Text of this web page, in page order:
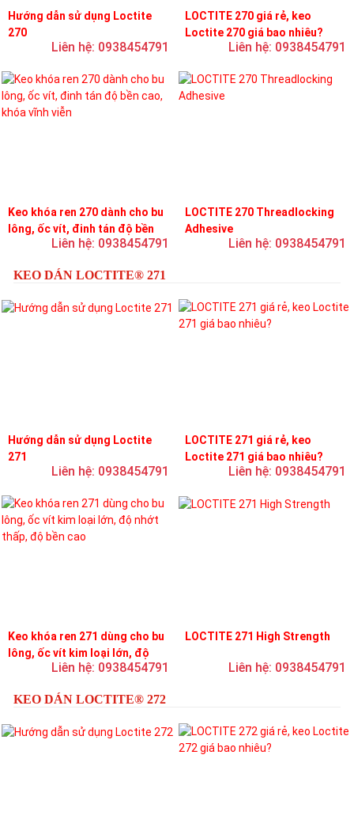
Hướng dẫn sử dụng Loctite
270
Liên hệ: 0938454791
LOCTITE 270 giá rẻ, keo
Loctite 270 giá bao nhiêu?
Liên hệ: 0938454791
Keo khóa ren 270 dành cho bu
lông, ốc vít, đinh tán độ bền
cao, khóa vĩnh viễn
Liên hệ: 0938454791
LOCTITE 270 Threadlocking
Adhesive
Liên hệ: 0938454791
KEO DÁN LOCTITE® 271
Hướng dẫn sử dụng Loctite
271
Liên hệ: 0938454791
LOCTITE 271 giá rẻ, keo
Loctite 271 giá bao nhiêu?
Liên hệ: 0938454791
Keo khóa ren 271 dùng cho bu
lông, ốc vít kim loại lớn, độ
nhớt thấp, độ bền cao
Liên hệ: 0938454791
LOCTITE 271 High Strength
Liên hệ: 0938454791
KEO DÁN LOCTITE® 272